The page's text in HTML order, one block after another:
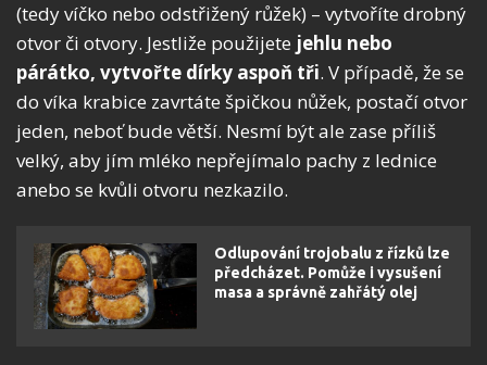
(tedy víčko nebo odstřižený růžek) – vytvoříte drobný
otvor či otvory. Jestliže použijete jehlu nebo
párátko, vytvořte dírky aspoň tři. V případě, že se
do víka krabice zavrtáte špičkou nůžek, postačí otvor
jeden, neboť bude větší. Nesmí být ale zase příliš
velký, aby jím mléko nepřejímalo pachy z lednice
anebo se kvůli otvoru nezkazilo.
Odlupování trojobalu z řízků lze
předcházet. Pomůže i vysušení
masa a správně zahřátý olej